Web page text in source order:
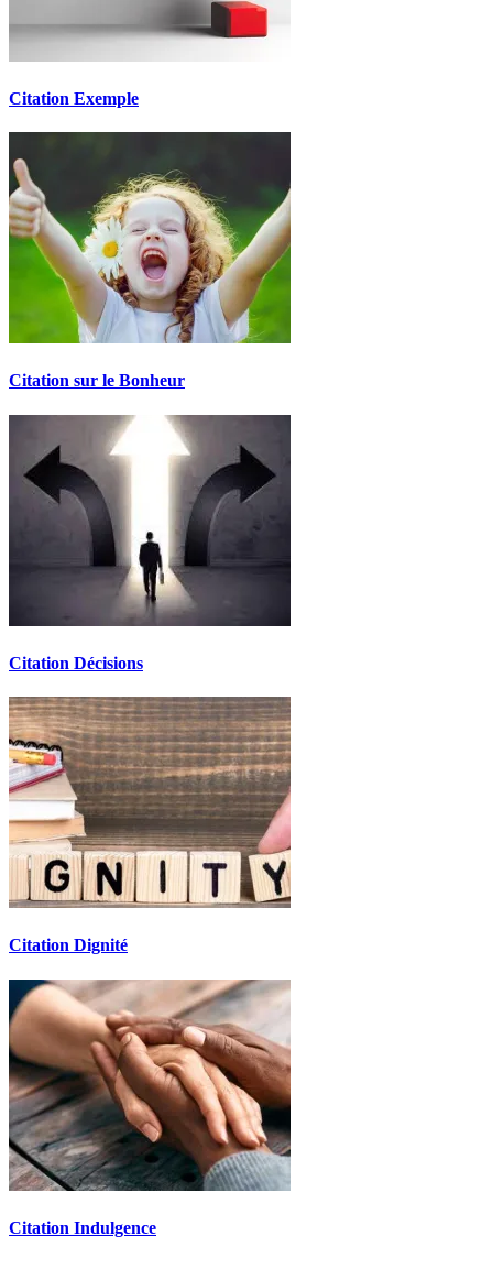
Citation Exemple
Citation sur le Bonheur
Citation Décisions
Citation Dignité
Citation Indulgence